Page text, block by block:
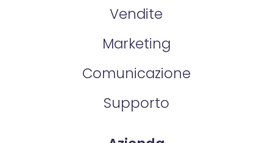
Vendite
Marketing
Comunicazione
Supporto